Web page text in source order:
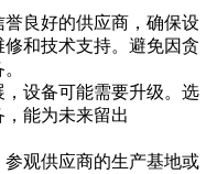
誉良好的供应商，确保设
和技术支持。避免因贪
，设备可能需要升级。选
能为未来留出
参观供应商的生产基地或